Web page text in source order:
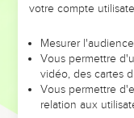
leur foi ou leur vision.
et les saisons
sont
Dans cette
votre compte
Mesurer
Vous permettre
vidéo, des cartes
Vous permettre
relation aux